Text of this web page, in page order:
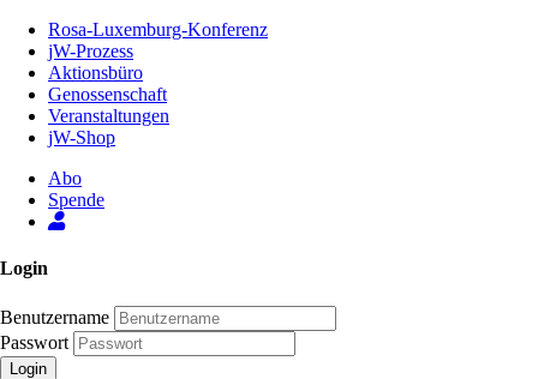
Inhalt
Seite
Rosa-Luxemburg-Konferenz
jW-Prozess
Aktionsbüro
Genossenschaft
Veranstaltungen
jW-Shop
Abo
Spende
Login
Benutzername
Passwort
Login